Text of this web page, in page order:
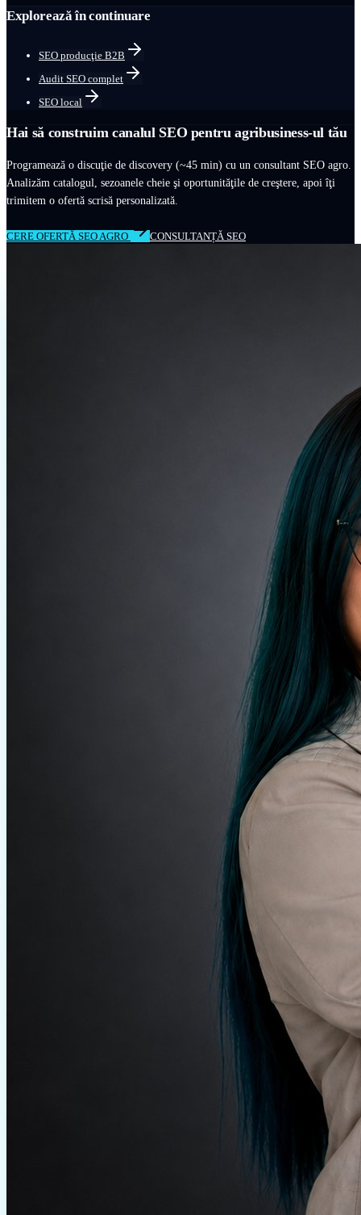
Explorează în continuare
SEO producţie B2B
Audit SEO complet
SEO local
Hai să construim canalul SEO pentru agribusiness-ul tău
Programează o discuţie de discovery (~45 min) cu un consultant SEO agro.
Analizăm catalogul, sezoanele cheie şi oportunităţile de creştere, apoi îţi
trimitem o ofertă scrisă personalizată.
CERE OFERTĂ SEO AGRO CONSULTANȚĂ SEO